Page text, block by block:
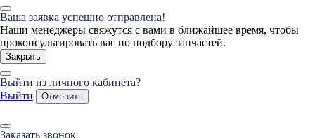
Ваша заявка успешно отправлена!
Наши менеджеры свяжутся с вами в ближайшее время, чтобы
проконсультировать вас по подбору запчастей.
Закрыть
Выйти из личного кабинета?
Выйти
Отменить
Заказать звонок